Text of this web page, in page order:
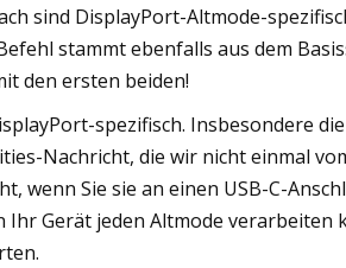
sind DisplayPort-Altmode-
stammt ebenfalls aus dem
den ersten beiden!
spezifisch. Insbesondere
Nachricht, die wir nicht einmal
wenn Sie sie an einen USB-C-
Gerät jeden Altmode verarbeiten